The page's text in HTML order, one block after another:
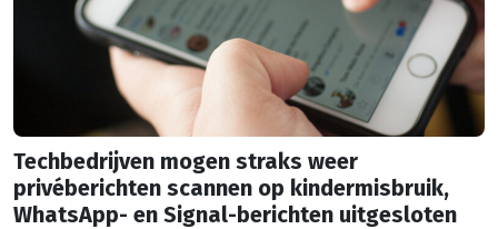
Techbedrijven mogen straks weer
privéberichten scannen op kindermisbruik,
WhatsApp- en Signal-berichten uitgesloten